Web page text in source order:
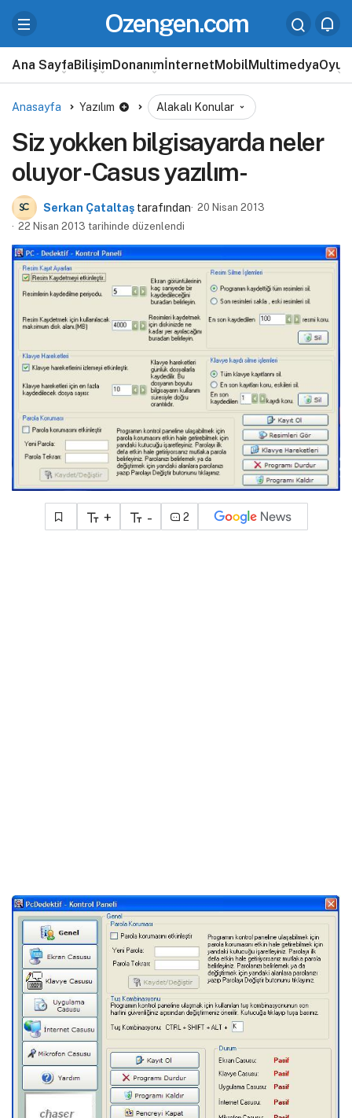
Ozengen.com
Ana SayfaBilişimDonanımİnternetMobilMultimedyaOyun
Anasayfa Yazılım Alakalı Konular
Siz yokken bilgisayarda neler
oluyor -Casus yazılım-
Serkan Çataltaş tarafından 20 Nisan 2013
22 Nisan 2013 tarihinde düzenlendi
+ - 2